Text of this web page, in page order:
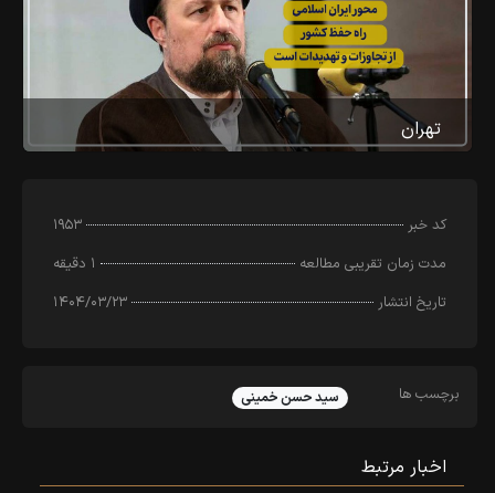
تهران
کد خبر
۱۹۵۳
مدت زمان تقریبی مطالعه
۱ دقیقه
تاریخ انتشار
۱۴۰۴/۰۳/۲۳
برچسب ها سید حسن خمینی
اخبار مرتبط